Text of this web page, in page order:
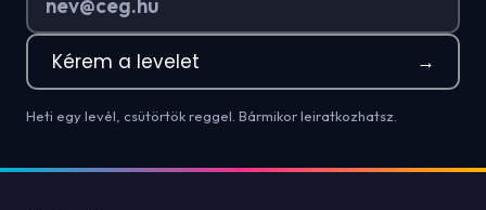
Kérem a levelet →
Heti egy levél, csütörtök reggel. Bármikor leiratkozhatsz.